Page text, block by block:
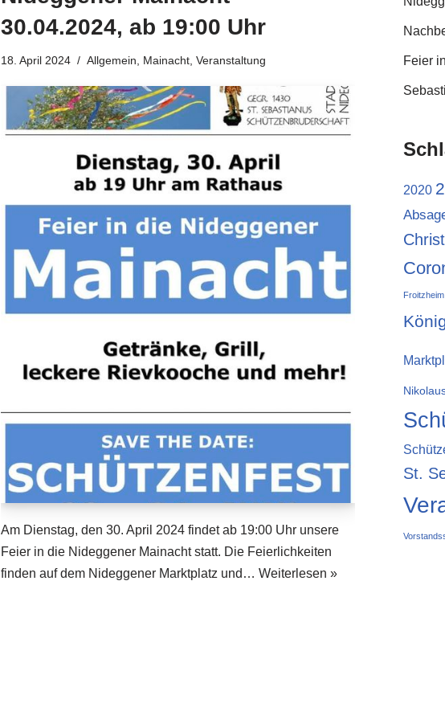
30.04.2024, ab 19:00 Uhr
18. April 2024 Allgemein Mainacht ,Veranstaltung
Am Dienstag, den 30. April 2024 findet ab 19:00 Uhr unsere
Feier in die Nideggener Mainacht statt. Die Feierlichkeiten
finden auf dem Nideggener Marktplatz und…Weiterlesen »
Feier
2020
Froitzheim
St.